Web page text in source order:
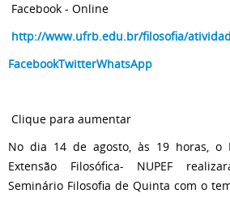
Facebook - Online
http://www.ufrb.edu.br/filosofia/
FacebookTwitterWhatsApp
Clique para aumentar
No dia 14 de agosto, às 19 horas, o
Extensão Filosófica- NUPEF
Seminário Filosofia de Quinta com o